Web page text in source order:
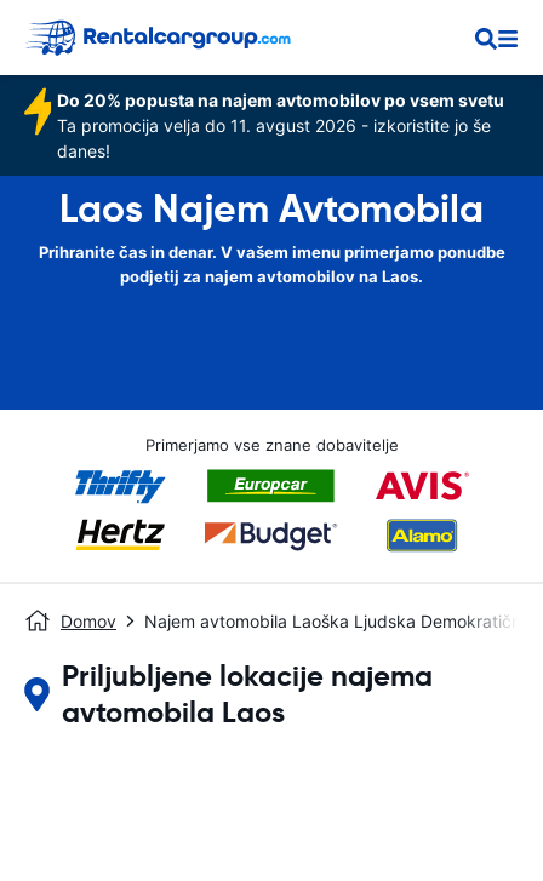
Do 20% popusta na najem avtomobilov po vsem svetu
Ta promocija velja do 11. avgust 2026 - izkoristite jo še
danes!
Laos Najem Avtomobila
Prihranite čas in denar. V vašem imenu primerjamo ponudbe
podjetij za najem avtomobilov na Laos.
Primerjamo vse znane dobavitelje
Domov Najem avtomobila Laoška Ljudska Demokratična
Priljubljene lokacije najema
avtomobila Laos